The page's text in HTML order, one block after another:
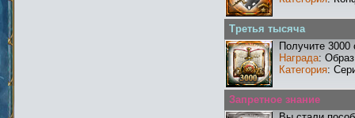
Третья тысяча
Получите 3000
Награда: Образ
Категория:
Запретное знание